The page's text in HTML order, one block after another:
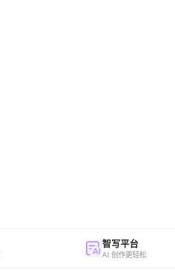
智写平台
AI 创作更轻松